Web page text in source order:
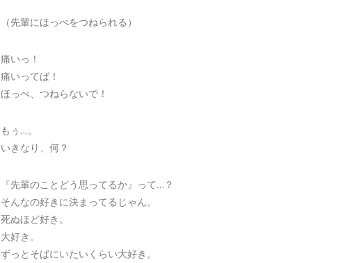
（先輩にほっぺをつねられる）
痛いっ！
痛いってば！
ほっぺ、つねらないで！
もぅ…。
いきなり、何？
『先輩のことどう思ってるか』って…？
そんなの好きに決まってるじゃん。
死ぬほど好き。
大好き。
ずっとそばにいたいくらい大好き。